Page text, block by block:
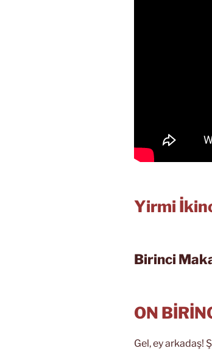
Yirmi
Birinci
ON
Gel, ey arkadaş!